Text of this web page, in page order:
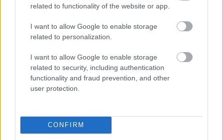
related to functionality of the website or app.
I want to allow Google to enable storage
related to personalization.
I want to allow Google to enable storage
related to security, including authentication
functionality and fraud prevention, and other
user protection.
CONFIRM
MANCHESTERBEN